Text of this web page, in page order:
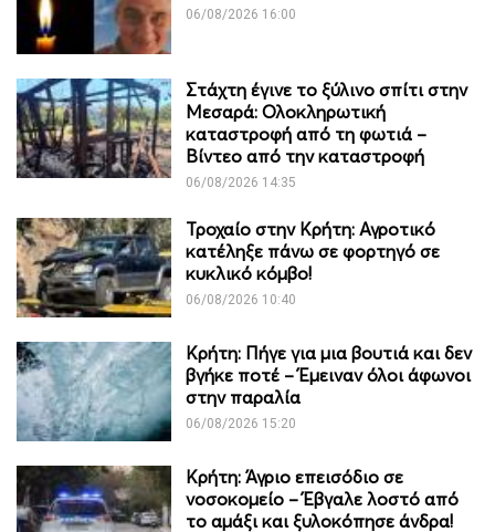
06/08/2026 16:00
Στάχτη έγινε το ξύλινο σπίτι στην
Μεσαρά: Ολοκληρωτική
καταστροφή από τη φωτιά –
Βίντεο από την καταστροφή
06/08/2026 14:35
Τροχαίο στην Κρήτη: Αγροτικό
κατέληξε πάνω σε φορτηγό σε
κυκλικό κόμβο!
06/08/2026 10:40
Κρήτη: Πήγε για μια βουτιά και δεν
βγήκε ποτέ – Έμειναν όλοι άφωνοι
στην παραλία
06/08/2026 15:20
Κρήτη: Άγριο επεισόδιο σε
νοσοκομείο – Έβγαλε λοστό από
το αμάξι και ξυλοκόπησε άνδρα!